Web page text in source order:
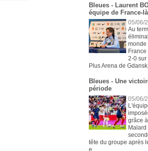
Bleues - Laurent
équipe de France-
05/06/
Au
monde
2-0
Plus Arena de
Bleues - Une
période
05/06/
grâce
Malard
tête du groupe après
e...